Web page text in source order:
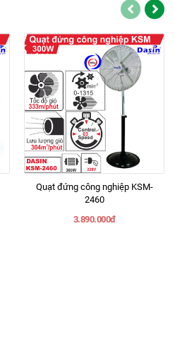
Quạt đứng công nghiệp KSM-
2460
3.890.000đ